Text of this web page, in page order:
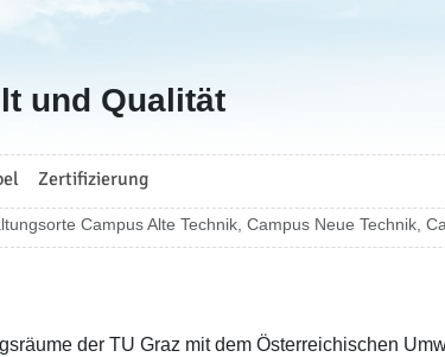
und Qualität
Zertifizierung
Campus Alte Technik, Campus Neue Technik,
der TU Graz mit dem Österreichischen